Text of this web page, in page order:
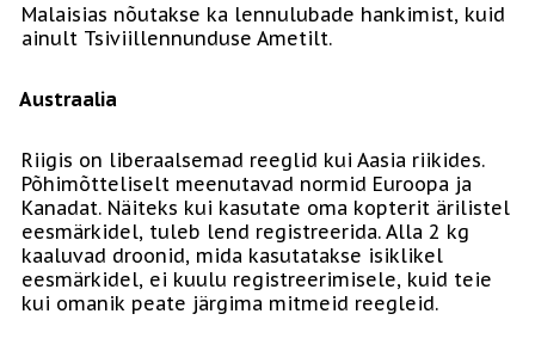
Malaisias nõutakse ka lennulubade hankimist, kuid
ainult Tsiviillennunduse Ametilt.
Austraalia
Riigis on liberaalsemad reeglid kui Aasia riikides.
Põhimõtteliselt meenutavad normid Euroopa ja
Kanadat. Näiteks kui kasutate oma kopterit ärilistel
eesmärkidel, tuleb lend registreerida. Alla 2 kg
kaaluvad droonid, mida kasutatakse isiklikel
eesmärkidel, ei kuulu registreerimisele, kuid teie
kui omanik peate järgima mitmeid reegleid.